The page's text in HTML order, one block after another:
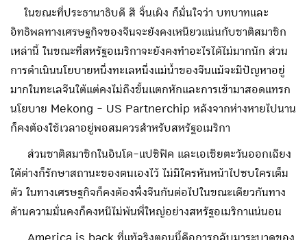
ในขณะที่ประธานาธิบดี สี จิ้นเผิง ก็มั่นใจว่า บทบาทและ
อิทธิพลทางเศรษฐกิจของจีนจะยังคงเหนียวแน่นกับชาติสมาชิก
เหล่านี้ ในขณะที่สหรัฐอเมริกาจะยังคงทำอะไรได้ไม่มากนัก ส่วน
การดำเนินนโยบายหนึ่งทะเลหนึ่งแม่น้ำของจีนแม้จะมีปัญหาอยู่
มากในทะเลจีนใต้แต่คงไม่ถึงขั้นแตกหักและการเข้ามาสอดแทรก
นโยบาย Mekong - US Partnerchip หลังจากห่างหายไปนาน
ก็คงต้องใช้เวลาอยู่พอสมควรสำหรับสหรัฐอเมริกา
ส่วนชาติสมาชิกในอินโด-แปซิฟิค และเอเชียตะวันออกเฉียง
ใต้ต่างก็รักษาสถานะของตนเองไว้ ไม่มีใครหันหน้าไปซบใครเต็ม
ตัว ในทางเศรษฐกิจก็คงต้องพึ่งจีนกันต่อไปในขณะเดียวกันทาง
ด้านความมั่นคงก็คงหนีไม่พ้นพี่ใหญ่อย่างสหรัฐอเมริกาแน่นอน